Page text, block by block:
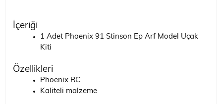
İçeriği
1 Adet Phoenix 91 Stinson Ep Arf Model Uçak
Kiti
Özellikleri
Phoenix RC
Kaliteli malzeme